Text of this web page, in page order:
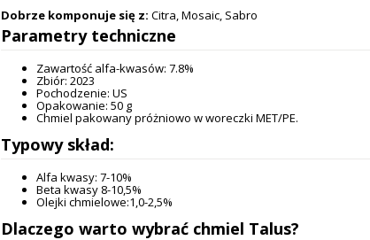
Dobrze komponuje się z: Citra, Mosaic, Sabro
Parametry techniczne
Zawartość alfa-kwasów: 7.8%
Zbiór: 2023
Pochodzenie: US
Opakowanie: 50 g
Chmiel pakowany próżniowo w woreczki MET/PE.
Typowy skład:
Alfa kwasy: 7-10%
Beta kwasy 8-10,5%
Olejki chmielowe:1,0-2,5%
Dlaczego warto wybrać chmiel Talus?